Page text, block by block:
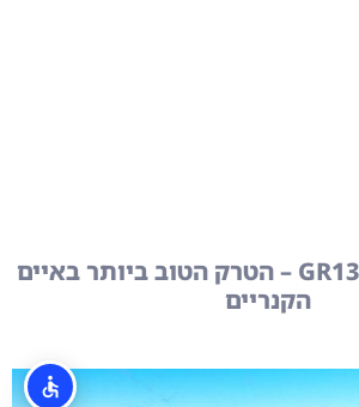
מסלול הליכה GR131 – הטרק הטוב ביותר באיים
הקנריים